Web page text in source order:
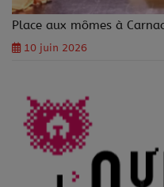
Place aux mômes à
10 juin 2026